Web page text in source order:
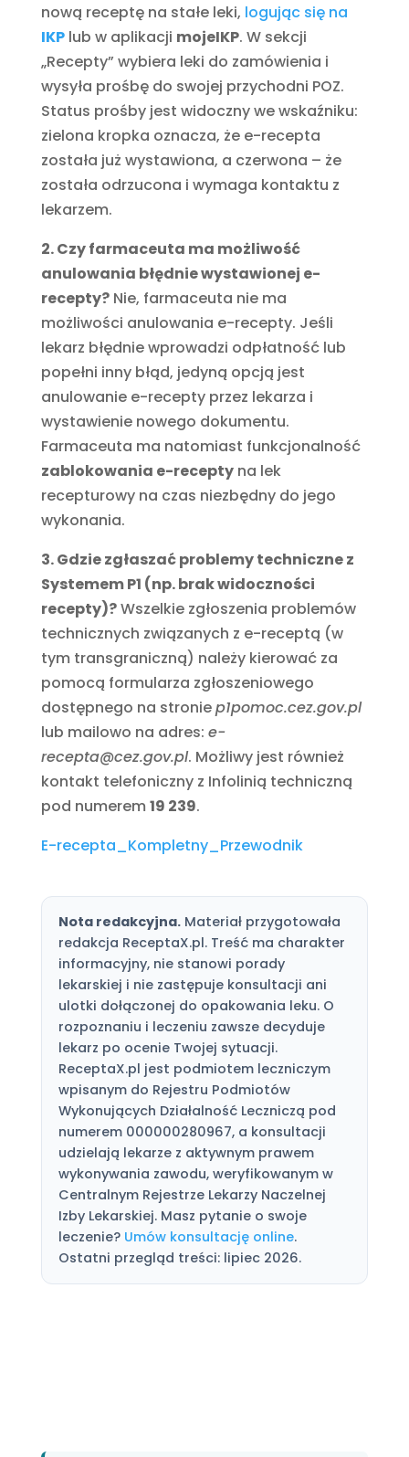
nową receptę na stałe leki, logując się na
IKPlub w aplikacji mojeIKP. W sekcji
„Recepty” wybiera leki do zamówienia i
wysyła prośbę do swojej przychodni POZ.
Status prośby jest widoczny we wskaźniku:
zielona kropka oznacza, że e-recepta
została już wystawiona, a czerwona – że
została odrzucona i wymaga kontaktu z
lekarzem.
2. Czy farmaceuta ma możliwość
anulowania błędnie wystawionej e-
recepty?Nie, farmaceuta nie ma
możliwości anulowania e-recepty. Jeśli
lekarz błędnie wprowadzi odpłatność lub
popełni inny błąd, jedyną opcją jest
anulowanie e-recepty przez lekarza i
wystawienie nowego dokumentu.
Farmaceuta ma natomiast funkcjonalność
zablokowania e-receptyna lek
recepturowy na czas niezbędny do jego
wykonania.
3. Gdzie zgłaszać problemy techniczne z
Systemem P1 (np. brak widoczności
recepty)?Wszelkie zgłoszenia problemów
technicznych związanych z e-receptą (w
tym transgraniczną) należy kierować za
pomocą formularza zgłoszeniowego
dostępnego na stroniep1pomoc.cez.gov.pl
lub mailowo na adres: e-
recepta@cez.gov.pl. Możliwy jest również
kontakt telefoniczny z Infolinią techniczną
pod numerem 19 239.
E-recepta_Kompletny_Przewodnik
Nota redakcyjna.Materiał przygotowała
redakcja ReceptaX.pl. Treść ma charakter
informacyjny, nie stanowi porady
lekarskiej i nie zastępuje konsultacji ani
ulotki dołączonej do opakowania leku. O
rozpoznaniu i leczeniu zawsze decyduje
lekarz po ocenie Twojej sytuacji.
ReceptaX.pl jest podmiotem leczniczym
wpisanym do Rejestru Podmiotów
Wykonujących Działalność Leczniczą pod
numerem 000000280967, a konsultacji
udzielają lekarze z aktywnym prawem
wykonywania zawodu, weryfikowanym w
Centralnym Rejestrze Lekarzy Naczelnej
Izby Lekarskiej. Masz pytanie o swoje
leczenie? Umów konsultację online.
Ostatni przegląd treści: lipiec 2026.